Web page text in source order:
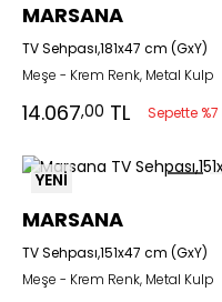
MARSANA
TV Sehpası,181x47 cm (GxY)
Meşe - Krem Renk, Metal Kulp
14.067,00 TL Sepette
YENİ
MARSANA
TV Sehpası,151x47 cm (GxY)
Meşe - Krem Renk, Metal Kulp